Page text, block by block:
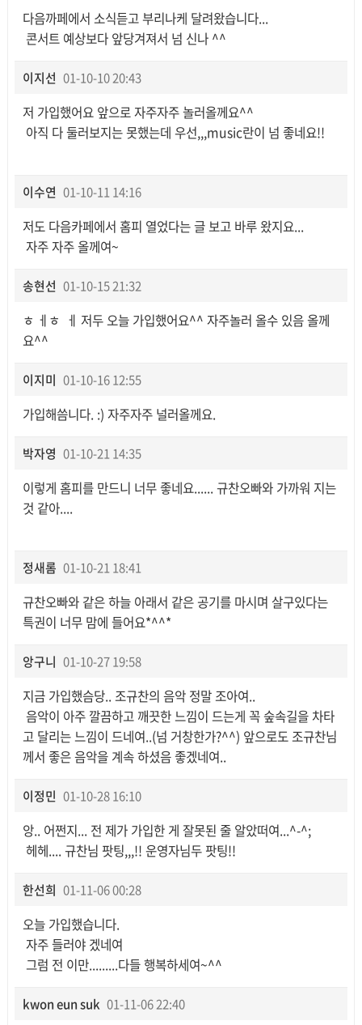
다음까페에서 소식듣고 부리나케 달려왔습니다...
콘서트 예상보다 앞당겨져서 넘 신나 ^^
이지선 01-10-10 20:43
저 가입했어요 앞으로 자주자주 놀러올께요^^
아직 다 둘러보지는 못했는데 우선,,,music란이 넘 좋네요!!
이수연 01-10-11 14:16
저도 다음카페에서 홈피 열었다는 글 보고 바루 왔지요...
자주 자주 올께여~
송현선 01-10-15 21:32
ㅎ ㅔㅎ ㅔ 저두 오늘 가입했어요^^ 자주놀러 올수 있음 올께
요^^
이지미 01-10-16 12:55
가입해씀니다. :) 자주자주 널러올께요.
박자영 01-10-21 14:35
이렇게 홈피를 만드니 너무 좋네요...... 규찬오빠와 가까워 지는
것 같아....
정새롬 01-10-21 18:41
규찬오빠와 같은 하늘 아래서 같은 공기를 마시며 살구있다는
특권이 너무 맘에 들어요*^^*
앙구니 01-10-27 19:58
지금 가입했슴당.. 조규찬의 음악 정말 조아여..
음악이 아주 깔끔하고 깨끗한 느낌이 드는게 꼭 숲속길을 차타
고 달리는 느낌이 드네여..(넘 거창한가?^^) 앞으로도 조규찬님
께서 좋은 음악을 계속 하셨음 좋겠네여..
이정민 01-10-28 16:10
앙.. 어쩐지... 전 제가 가입한 게 잘못된 줄 알았떠여...^-^;
헤헤.... 규찬님 팟팅,,,!! 운영자님두 팟팅!!
한선희 01-11-06 00:28
오늘 가입했습니다.
자주 들러야 겠네여
그럼 전 이만.........다들 행복하세여~^^
kwon eun suk 01-11-06 22:40